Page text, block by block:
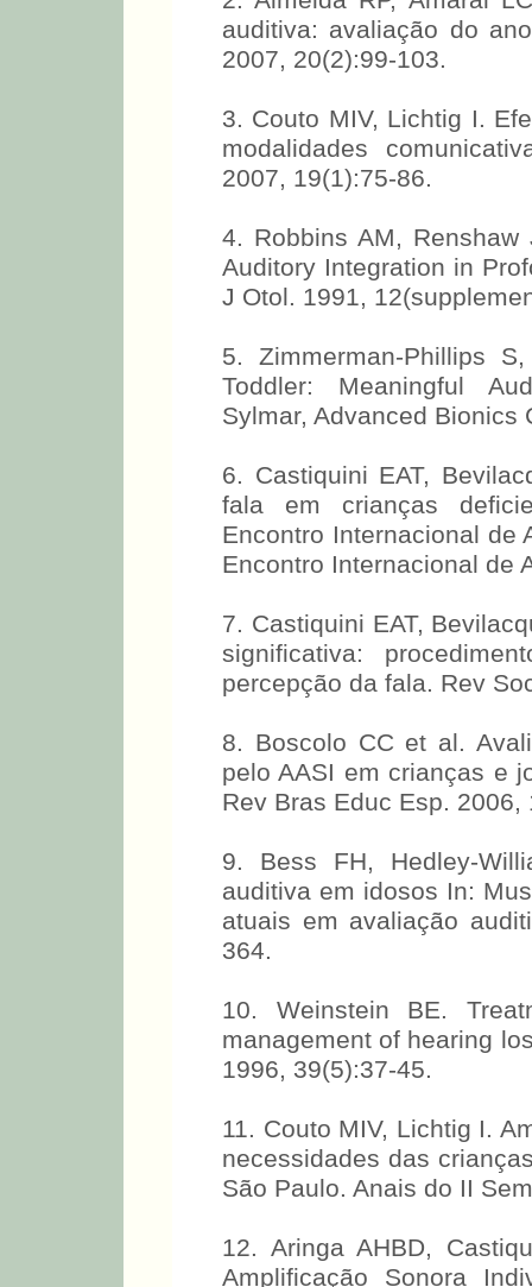
2. Almeida RP, Amaral
auditiva: avaliação do
3. Couto MIV, Lichtig I.
modalidades
4. Robbins AM,
Auditory Integration in
5. Zimmerman-Phillips
Toddler: Meaningful
6. Castiquini EAT,
fala em crianças
Encontro Internacional de
7. Castiquini EAT,
significativa:
8. Boscolo CC et al.
pelo AASI em crianças e
9. Bess FH, Hedley-
auditiva em idosos In:
atuais em avaliação
10. Weinstein BE.
management of hearing
11. Couto MIV, Lichtig I.
necessidades das
12. Aringa AHBD,